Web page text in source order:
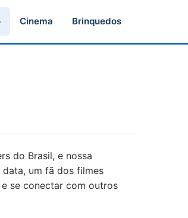
Cinema Brinquedos
do Brasil, e nossa
um fã dos filmes
se conectar com outros